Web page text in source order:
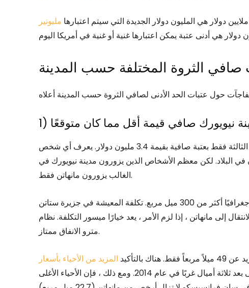
مليونير
الثروة المختلفة حسب المدينة
نيويورك صافي قيمة أقل مما كان متوقعًا
المفاجأة الأولى هي كيف احتلت مدينة نيويورك المرتبة الثالثة فقط بعتبة صافية بقيمة 3.4 مليون دولار. يعرف أي شخص
في البلاد. لكن معظم الأشخاص الذين يزورون مدينة نيويورك في
الغالب يزورون مانهاتن فقط.
ومع ذلك ، يوجد في مدينة نيويورك خمسة أحياء تشكل جغرافيًا أكثر من 300 ميل مربع. تكلفة المعيشة في جزيرة ستاتن
إلى مانهاتن ، إذا لزم الأمر ، يعد خيارًا ميسور التكلفة. نظام
مترو الانفاق ممتاز.
المزيد من الأحياء بأسعار
. انتقلت إلى واحد منهم على بعد ثلاثة أميال غربًا في عام 2014. ومع ذلك ، فإن الأحياء الأغلى